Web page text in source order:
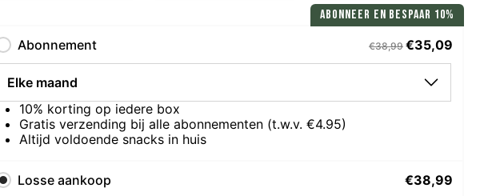
ABONNEER EN BESPAAR 10%
Abonnement €38,99 €35,09
10% korting op iedere box
Gratis verzending bij alle abonnementen (t.w.v. €4.95)
Altijd voldoende snacks in huis
Losse aankoop €38,99